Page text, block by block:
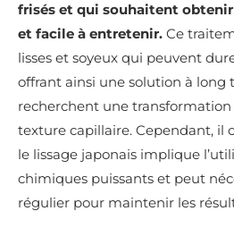
frisés et qui souhaitent
et facile à entretenir. Ce
lisses et soyeux qui peuvent
offrant ainsi une solution à long
recherchent une
texture capillaire. Cependant, il
le lissage japonais implique
chimiques puissants et peut
régulier pour maintenir les